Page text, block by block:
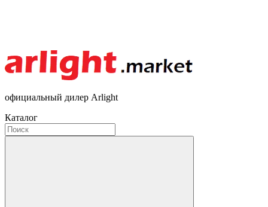
официальный дилер Arlight
Каталог